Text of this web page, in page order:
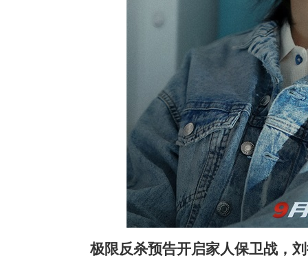
极限反杀预告开启家人保卫战，